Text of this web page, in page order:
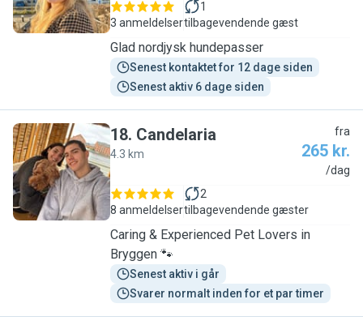
3 anmeldelser
1
tilbagevendende gæst
Glad nordjysk hundepasser
Senest kontaktet for 12 dage siden
Senest aktiv 6 dage siden
C
18. Candelaria
4.3 km
fra
265 kr.
/dag
8 anmeldelser
2
tilbagevendende gæster
Caring & Experienced Pet Lovers in
Bryggen 🐾
Senest aktiv i går
Svarer normalt inden for et par timer